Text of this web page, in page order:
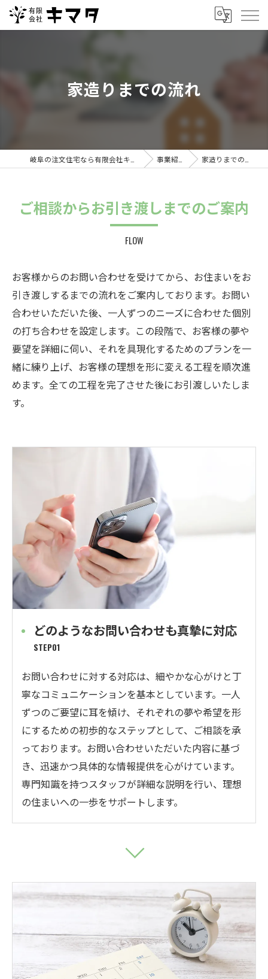
家造りまでの流れ
事業紹介 家造りまでの流れ
ご相談からお引き渡しまでのご案内
FLOW
お客様からのお問い合わせを受けてから、お住まいをお
引き渡しするまでの流れをご案内しております。お問い
合わせいただいた後、一人ずつのニーズに合わせた個別
の打ち合わせを設定します。この段階で、お客様の夢や
要望を詳細に伺い、それを具現化するためのプランを一
緒に練り上げ、お客様の理想を形に変える工程を順次進
めます。全ての工程を完了させた後にお引渡しいたしま
す。
どのようなお問い合わせも真摯に対応
STEP01
お問い合わせに対する対応は、細やかな心がけと丁
寧なコミュニケーションを基本としています。一人
ずつのご要望に耳を傾け、それぞれの夢や希望を形
にするための初歩的なステップとして、ご相談を承
っております。お問い合わせいただいた内容に基づ
き、迅速かつ具体的な情報提供を心がけています。
専門知識を持つスタッフが詳細な説明を行い、理想
の住まいへの一歩をサポートします。